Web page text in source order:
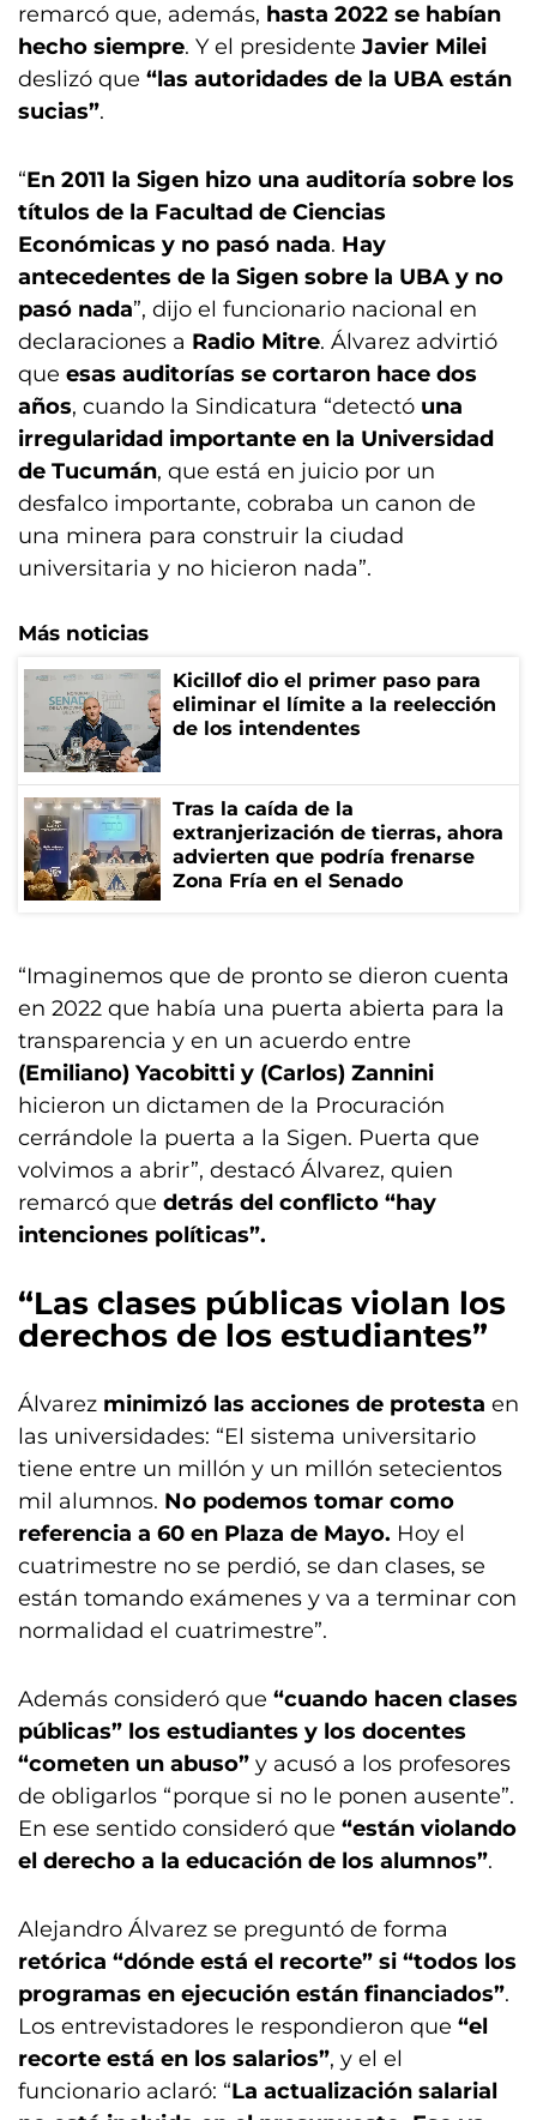
remarcó que, además, hasta 2022 se habían
hecho siempre. Y el presidente Javier Milei
deslizó que “las autoridades de la UBA están
sucias”.
“En 2011 la Sigen hizo una auditoría sobre los
títulos de la Facultad de Ciencias
Económicas y no pasó nada. Hay
antecedentes de la Sigen sobre la UBA y no
pasó nada”, dijo el funcionario nacional en
declaraciones a Radio Mitre. Álvarez advirtió
que esas auditorías se cortaron hace dos
años, cuando la Sindicatura “detectó una
irregularidad importante en la Universidad
de Tucumán, que está en juicio por un
desfalco importante, cobraba un canon de
una minera para construir la ciudad
universitaria y no hicieron nada”.
Más noticias
Kicillof dio el primer paso para
eliminar el límite a la reelección
de los intendentes
Tras la caída de la
extranjerización de tierras, ahora
advierten que podría frenarse
Zona Fría en el Senado
“Imaginemos que de pronto se dieron cuenta
en 2022 que había una puerta abierta para la
transparencia y en un acuerdo entre
(Emiliano) Yacobitti y (Carlos) Zannini
hicieron un dictamen de la Procuración
cerrándole la puerta a la Sigen. Puerta que
volvimos a abrir”, destacó Álvarez, quien
remarcó que detrás del conflicto “hay
intenciones políticas”.
“Las clases públicas violan los
derechos de los estudiantes”
Álvarez minimizó las acciones de protesta en
las universidades: “El sistema universitario
tiene entre un millón y un millón setecientos
mil alumnos. No podemos tomar como
referencia a 60 en Plaza de Mayo. Hoy el
cuatrimestre no se perdió, se dan clases, se
están tomando exámenes y va a terminar con
normalidad el cuatrimestre”.
Además consideró que “cuando hacen clases
públicas” los estudiantes y los docentes
“cometen un abuso” y acusó a los profesores
de obligarlos “porque si no le ponen ausente”.
En ese sentido consideró que “están violando
el derecho a la educación de los alumnos”.
Alejandro Álvarez se preguntó de forma
retórica “dónde está el recorte” si “todos los
programas en ejecución están financiados”.
Los entrevistadores le respondieron que “el
recorte está en los salarios”, y el el
funcionario aclaró: “La actualización salarial